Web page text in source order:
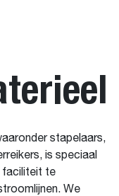
stapelaars,
is speciaal
faciliteit te
We